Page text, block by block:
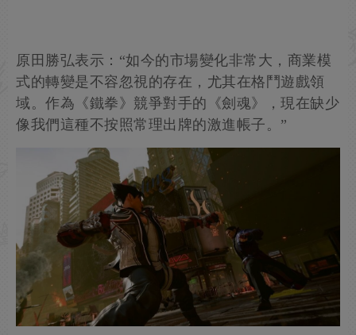
原田勝弘表示：“如今的市場變化非常大，商業模
式的轉變是不容忽視的存在，尤其在格鬥遊戲領
域。作為《鐵拳》競爭對手的《劍魂》，現在缺少
像我們這種不按照常理出牌的激進帳子。”